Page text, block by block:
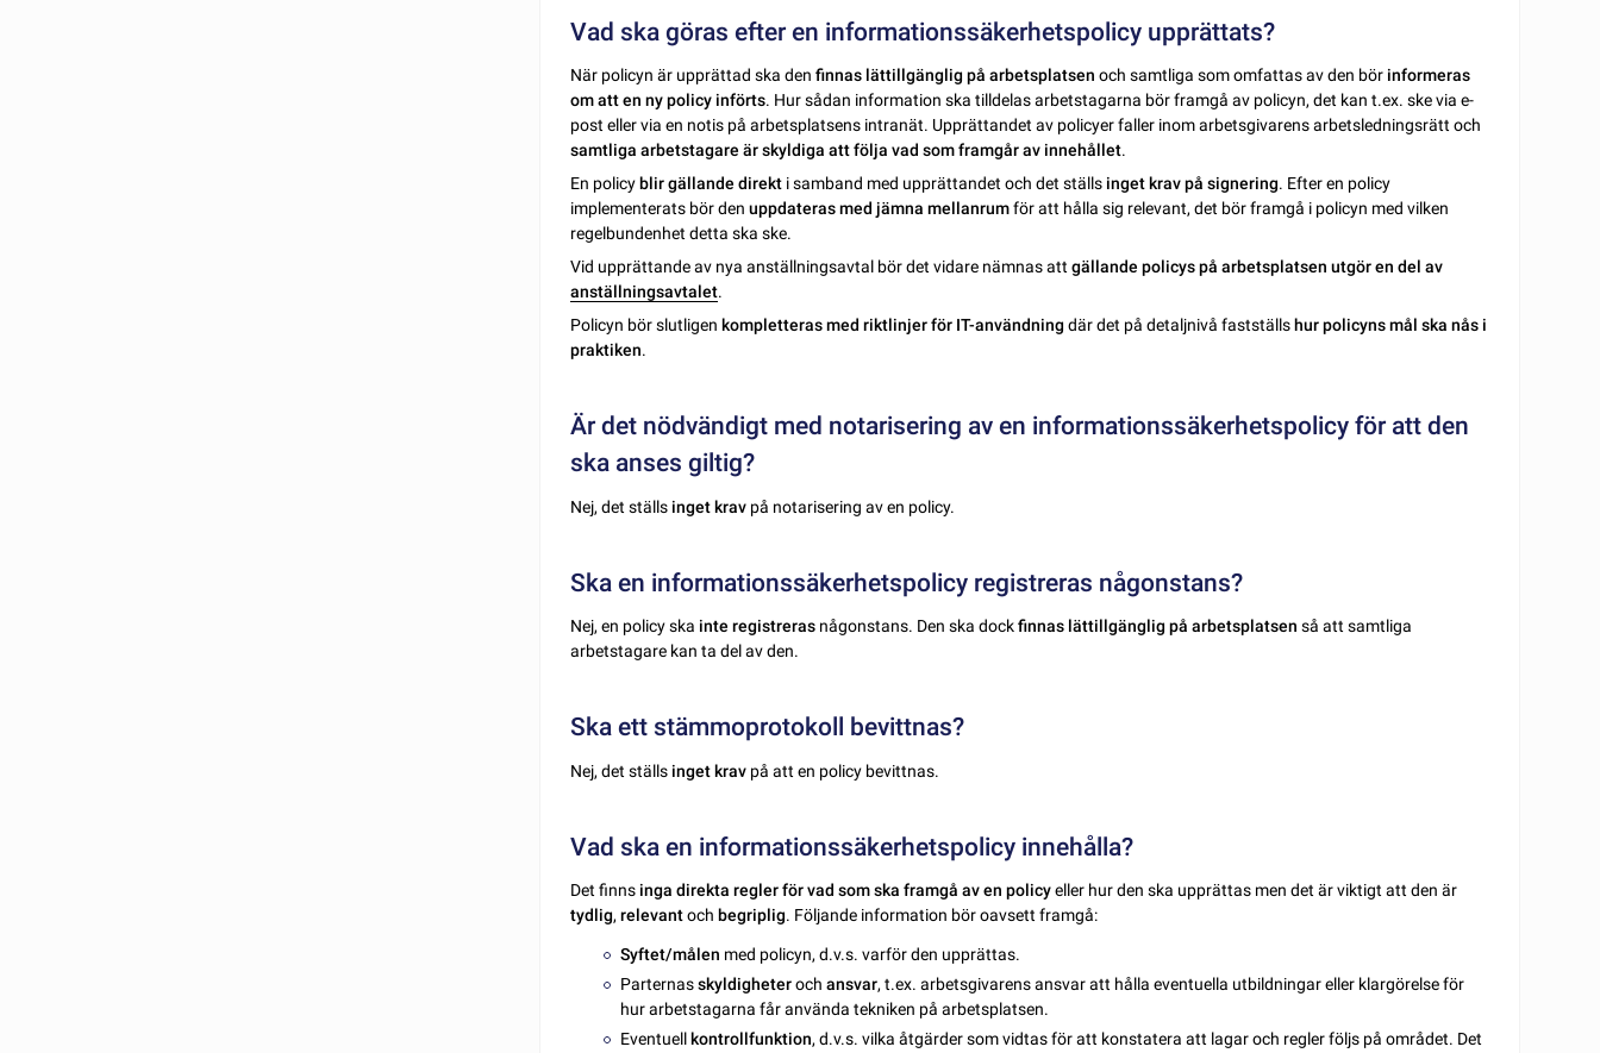
Vad ska göras efter en informationssäkerhetspolicy upprättats?
När policyn är upprättad ska den finnas lättillgänglig på arbetsplatsen och samtliga som omfattas av den bör informeras
om att en ny policy införts. Hur sådan information ska tilldelas arbetstagarna bör framgå av policyn, det kan t.ex. ske via e-
post eller via en notis på arbetsplatsens intranät. Upprättandet av policyer faller inom arbetsgivarens arbetsledningsrätt och
samtliga arbetstagare är skyldiga att följa vad som framgår av innehållet.
En policy blir gällande direkt i samband med upprättandet och det ställs inget krav på signering. Efter en policy
implementerats bör denuppdateras med jämna mellanrumför att hålla sig relevant, det bör framgå i policyn med vilken
regelbundenhet detta ska ske.
Vid upprättande av nya anställningsavtal bör det vidare nämnas attgällande policys på arbetsplatsen utgör en del av
anställningsavtalet.
Policyn bör slutligen kompletteras med riktlinjer för IT-användning där det på detaljnivå fastställs hur policyns mål ska nås i
praktiken.
Är det nödvändigt med notarisering av en informationssäkerhetspolicy för att den
ska anses giltig?
Nej, det ställs inget krav på notarisering av en policy.
Ska en informationssäkerhetspolicy registreras någonstans?
Nej, en policy ska inte registreras någonstans. Den ska dockfinnas lättillgänglig på arbetsplatsenså att samtliga
arbetstagare kan ta del av den.
Ska ett stämmoprotokoll bevittnas?
Nej, det ställs inget krav på att en policy bevittnas.
Vad ska en informationssäkerhetspolicy innehålla?
Det finns inga direkta regler för vad som ska framgå av en policyeller hur den ska upprättas men det är viktigt att den är
tydlig,relevantoch begriplig. Följande information bör oavsett framgå:
Syftet/målen med policyn, d.v.s. varför den upprättas.
Parternasskyldigheterochansvar, t.ex. arbetsgivarens ansvar att hålla eventuella utbildningar eller klargörelse för
hur arbetstagarna får använda tekniken på arbetsplatsen.
Eventuell kontrollfunktion, d.v.s. vilka åtgärder som vidtas för att konstatera att lagar och regler följs på området. Det